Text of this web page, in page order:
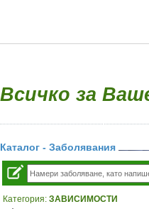
Всичко за
Каталог - Заболявания
Категория: ЗАВИСИМОСТИ